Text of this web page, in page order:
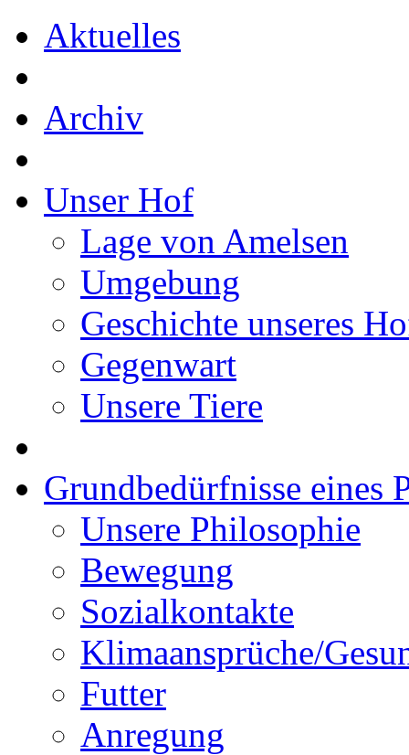
Aktuelles
Archiv
Unser Hof
Lage von Amelsen
Umgebung
Geschichte unseres
Gegenwart
Unsere Tiere
Grundbedürfnisse eines
Unsere Philosophie
Bewegung
Sozialkontakte
Klimaansprüche/
Futter
Anregung